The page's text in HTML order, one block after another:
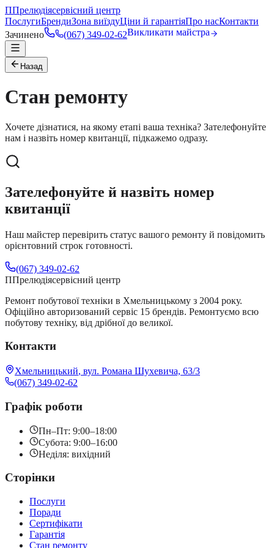
ППрелюдіясервісний центр
ПослугиБрендиЗона виїздуЦіни й гарантіяПро насКонтакти
Зачинено
(067) 349-02-62Викликати майстра
Назад
Стан ремонту
Хочете дізнатися, на якому етапі ваша техніка? Зателефонуйте
нам і назвіть номер квитанції, підкажемо одразу.
Зателефонуйте й назвіть номер
квитанції
Наш майстер перевірить статус вашого ремонту й повідомить
орієнтовний строк готовності.
(067) 349-02-62
ППрелюдіясервісний центр
Ремонт побутової техніки в Хмельницькому з 2004 року.
Офіційно авторизований сервіс 15 брендів. Ремонтуємо всю
побутову техніку, від дрібної до великої.
Контакти
Хмельницький, вул. Романа Шухевича, 63/3
(067) 349-02-62
Графік роботи
Пн–Пт: 9:00–18:00
Субота: 9:00–16:00
Неділя: вихідний
Сторінки
Послуги
Поради
Сертифікати
Гарантія
Стан ремонту